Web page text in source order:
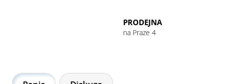
PRODEJNA
na Praze 4